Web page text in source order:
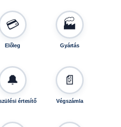
💳
Előleg
🏭
Gyártás
🔔
értesítő
📄
Végszámla